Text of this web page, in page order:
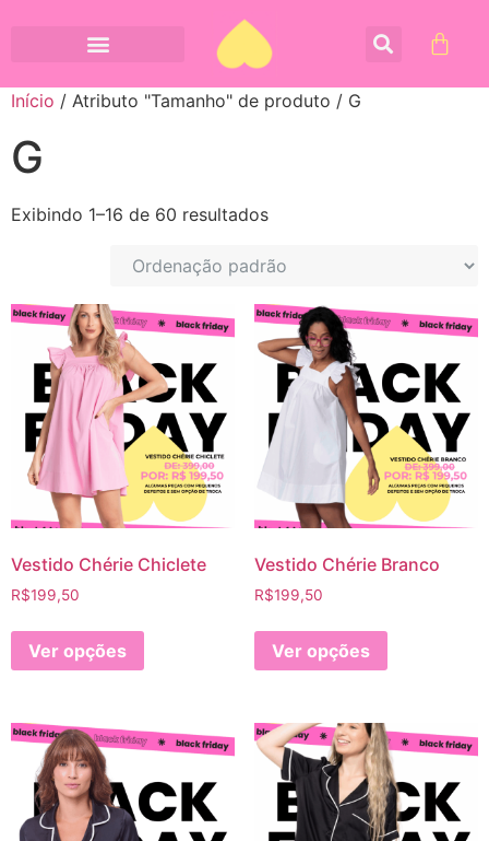
Início / Atributo "Tamanho" de produto / G
G
Exibindo 1–16 de 60 resultados
Vestido Chérie Chiclete
R$199,50
Ver opções
Vestido Chérie Branco
R$199,50
Ver opções